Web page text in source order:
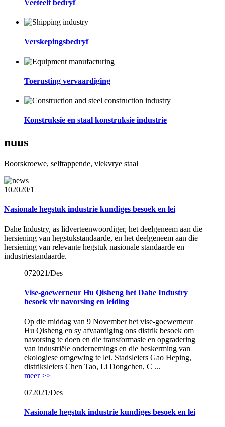
Veeteelt bedryf
Verskepingsbedryf
Toerusting vervaardiging
Konstruksie en staal konstruksie industrie
nuus
Boorskroewe, selftappende, vlekvrye staal
102020/1
Nasionale hegstuk industrie kundiges besoek en lei
Dahe Industry, as lidverteenwoordiger, het deelgeneem aan die
hersiening van hegstukstandaarde, en het deelgeneem aan die
hersiening van relevante hegstuk nasionale standaarde en
industriestandaarde.
072021/Des
Vise-goewerneur Hu Qisheng het Dahe Industry
besoek vir navorsing en leiding
Op die middag van 9 November het vise-goewerneur
Hu Qisheng en sy afvaardiging ons distrik besoek om
navorsing te doen en die transformasie en opgradering
van industriële ondernemings en die beskerming van
ekologiese omgewing te lei. Stadsleiers Gao Heping,
distriksleiers Chen Tao, Li Dongchen, C ...
meer >>
072021/Des
Nasionale hegstuk industrie kundiges besoek en lei